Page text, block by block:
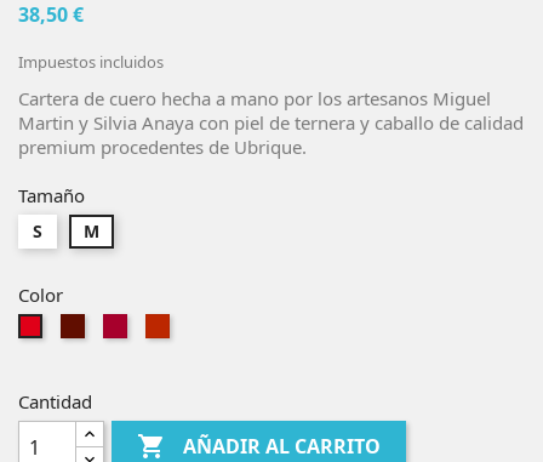
38,50 €
Impuestos incluidos
Cartera de cuero hecha a mano por los artesanos Miguel
Martin y Silvia Anaya con piel de ternera y caballo de calidad
premium procedentes de Ubrique.
Tamaño
S M
Color
Cantidad
 AÑADIR AL CARRITO